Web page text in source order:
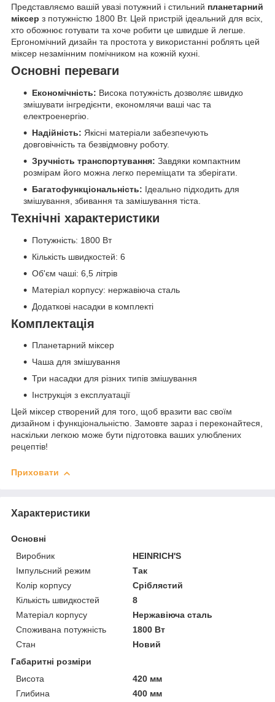
Представляємо вашій увазі потужний і стильний планетарний
міксер з потужністю 1800 Вт. Цей пристрій ідеальний для всіх,
хто обожнює готувати та хоче робити це швидше й легше.
Ергономічний дизайн та простота у використанні роблять цей
міксер незамінним помічником на кожній кухні.
Основні переваги
Економічність: Висока потужність дозволяє швидко
змішувати інгредієнти, економлячи ваші час та
електроенергію.
Надійність: Якісні матеріали забезпечують
довговічність та безвідмовну роботу.
Зручність транспортування: Завдяки компактним
розмірам його можна легко переміщати та зберігати.
Багатофункціональність: Ідеально підходить для
змішування, збивання та замішування тіста.
Технічні характеристики
Потужність: 1800 Вт
Кількість швидкостей: 6
Об'єм чаші: 6,5 літрів
Матеріал корпусу: нержавіюча сталь
Додаткові насадки в комплекті
Комплектація
Планетарний міксер
Чаша для змішування
Три насадки для різних типів змішування
Інструкція з експлуатації
Цей міксер створений для того, щоб вразити вас своїм
дизайном і функціональністю. Замовте зараз і переконайтеся,
наскільки легкою може бути підготовка ваших улюблених
рецептів!
Приховати
Характеристики
Основні
Виробник
HEINRICH'S
Імпульсний режим
Так
Колір корпусу
Сріблястий
Кількість швидкостей
8
Матеріал корпусу
Нержавіюча сталь
Споживана потужність
1800 Вт
Стан
Новий
Габаритні розміри
Висота
420 мм
Глибина
400 мм